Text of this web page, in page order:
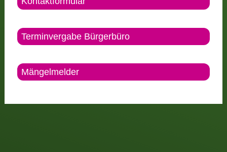
Terminvergabe Bürgerbüro
Mängelmelder